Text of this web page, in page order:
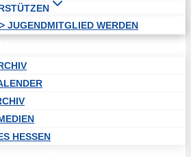
> JUGENDMITGLIED WERDEN
HESSEN